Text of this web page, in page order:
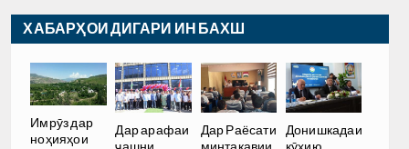
ХАБАРҲОИ ДИГАРИ ИН БАХШ
Имрӯз дар
ноҳияҳои
Дар арафаи
Дар Раёсати
Донишкадаи